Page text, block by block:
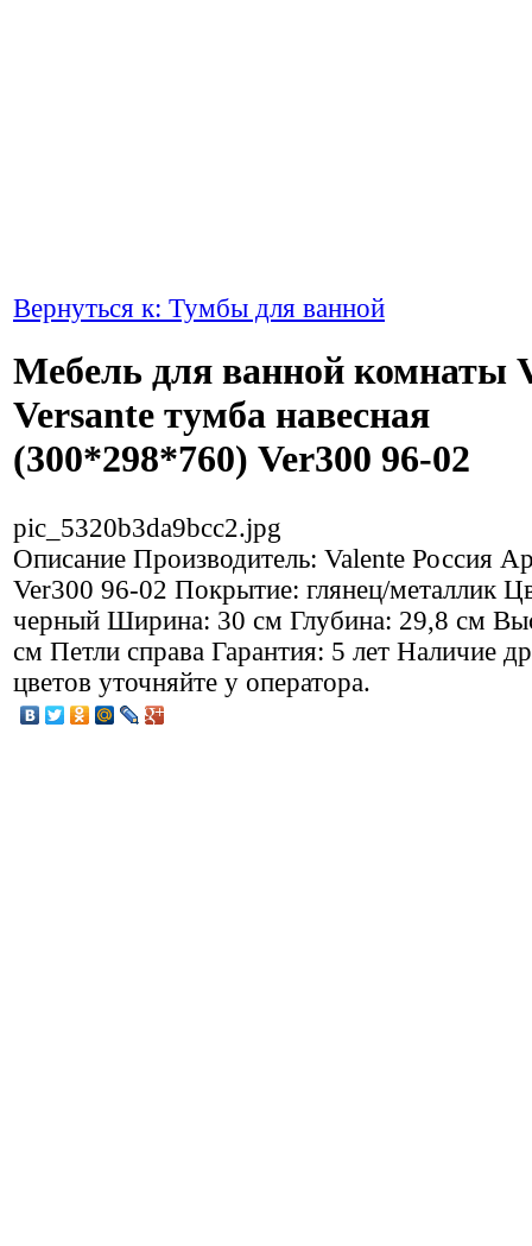
Вернуться к: Тумбы для ванной
Мебель для ванной комнаты
Versante тумба навесная
(300*298*760) Ver300 96-02
pic_5320b3da9bcc2.jpg
Описание Производитель: Valente Россия
Ver300 96-02 Покрытие: глянец/металлик
черный Ширина: 30 см Глубина: 29,8 см
см Петли справа Гарантия: 5 лет Наличие
цветов уточняйте у оператора.